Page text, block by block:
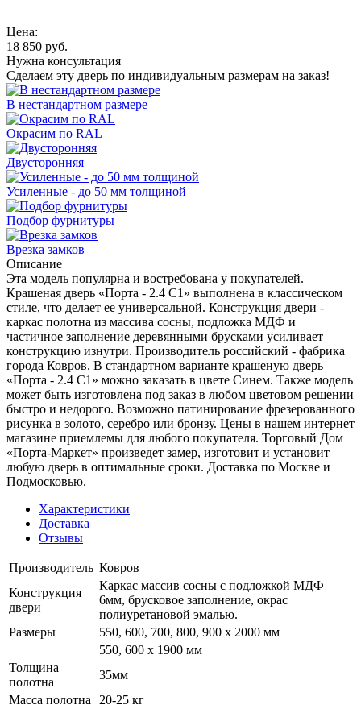
Цена:
18 850 руб.
Нужна консультация
Сделаем эту дверь по индивидуальным размерам на заказ!
В нестандартном размере
Окрасим по RAL
Двусторонняя
Усиленные - до 50 мм толщиной
Подбор фурнитуры
Врезка замков
Описание
Эта модель популярна и востребована у покупателей.
Крашеная дверь «Порта - 2.4 С1» выполнена в классическом
стиле, что делает ее универсальной. Конструкция двери -
каркас полотна из массива сосны, подложка МДФ и
частичное заполнение деревянными брусками усиливает
конструкцию изнутри. Производитель российский - фабрика
города Ковров. В стандартном варианте крашеную дверь
«Порта - 2.4 С1» можно заказать в цвете Синем. Также модель
может быть изготовлена под заказ в любом цветовом решении
быстро и недорого. Возможно патинирование фрезерованного
рисунка в золото, серебро или бронзу. Цены в нашем интернет
магазине приемлемы для любого покупателя. Торговый Дом
«Порта-Маркет» произведет замер, изготовит и установит
любую дверь в оптимальные сроки. Доставка по Москве и
Подмосковью.
Характеристики
Доставка
Отзывы
Производитель Ковров
Конструкция
двери
Каркас массив сосны с подложкой МДФ
6мм, брусковое заполнение, окрас
полиуретановой эмалью.
Размеры
550, 600, 700, 800, 900 x 2000 мм
550, 600 х 1900 мм
Толщина
полотна
35мм
Масса полотна
20-25 кг